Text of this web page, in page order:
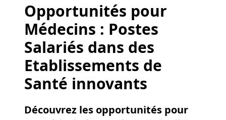
Opportunités pour
Médecins : Postes
Salariés dans des
Etablissements de
Santé innovants
Découvrez les opportunités pour